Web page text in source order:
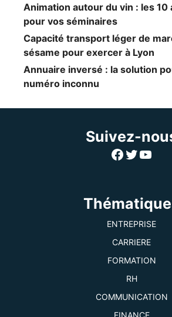
Animation autour du vin : les
pour vos séminaires
Capacité transport léger de
sésame pour exercer à Lyon
Annuaire inversé : la solution
numéro inconnu
Suivez-
Facebook
Twitter
ENTREPRISE
CARRIERE
FORMATION
RH
COMMUNICATION
FINANCE